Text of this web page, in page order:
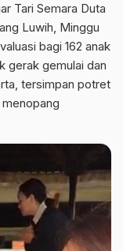
Tari Semara Duta
Luwih, Minggu
bagi 162 anak
gerak gemulai dan
tersimpan potret